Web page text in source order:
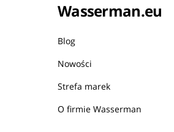
Wasserman.eu
Blog
Nowości
Strefa marek
O firmie Wasserman